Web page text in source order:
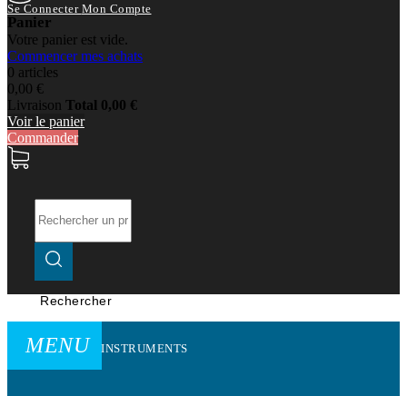
Se Connecter Mon Compte
Panier
Votre panier est vide.
Commencer mes achats
0 articles
0,00 €
Livraison Total 0,00 €
Voir le panier
Commander
Rechercher
MENU INSTRUMENTS